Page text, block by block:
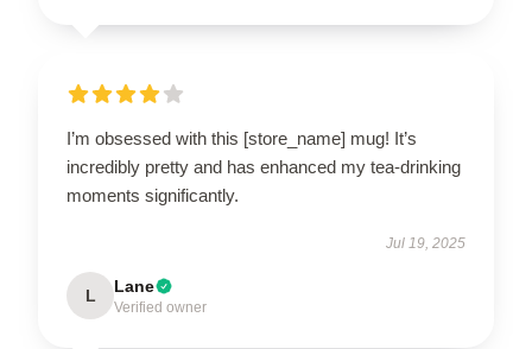
I’m obsessed with this [store_name] mug! It’s
incredibly pretty and has enhanced my tea-drinking
moments significantly.
Jul 19, 2025
L Lane
Verified owner